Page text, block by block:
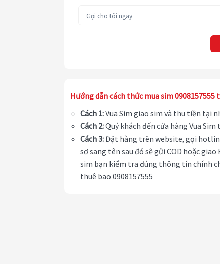
Hướng dẫn cách thức mua sim 0908157555
Cách 1:Vua Sim giao sim và thu tiền tại
Cách 2:Quý khách đến cửa hàng Vua
Cách 3:Đặt hàng trên website, gọi
sơ sang tên sau đó sẽ gửi COD hoặc
sim bạn kiểm tra đúng thông tin chính
thuê bao 0908157555